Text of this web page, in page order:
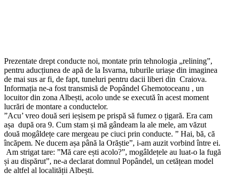
Prezentate drept conducte noi, montate prin tehnologia „relining”,
pentru aducțiunea de apă de la Isvarna, tuburile uriașe din imaginea
de mai sus ar fi, de fapt, tuneluri pentru dacii liberi din Craiova.
Informația ne-a fost transmisă de Popândel Ghemotoceanu , un
locuitor din zona Albești, acolo unde se execută în acest moment
lucrări de montare a conductelor.
”Acu’ vreo două seri ieșisem pe prispă să fumez o țigară. Era cam
așa după ora 9. Cum stam și mă gândeam la ale mele, am văzut
două mogâldețe care mergeau pe ciuci prin conducte. ” Hai, bă, că
încăpem. Ne ducem așa până la Orăștie”, i-am auzit vorbind între ei.
Am strigat tare: ”Mă care ești acolo?”, mogâldețele au luat-o la fugă
și au dispărut”, ne-a declarat domnul Popândel, un cetățean model
de altfel al localității Albești.